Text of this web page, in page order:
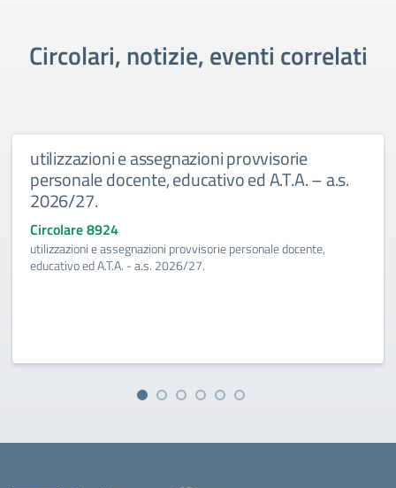
Circolari, notizie, eventi correlati
utilizzazioni e assegnazioni provvisorie
personale docente, educativo ed A.T.A. – a.s.
2026/27.
Circolare 8924
utilizzazioni e assegnazioni provvisorie personale docente,
educativo ed A.T.A. - a.s. 2026/27.